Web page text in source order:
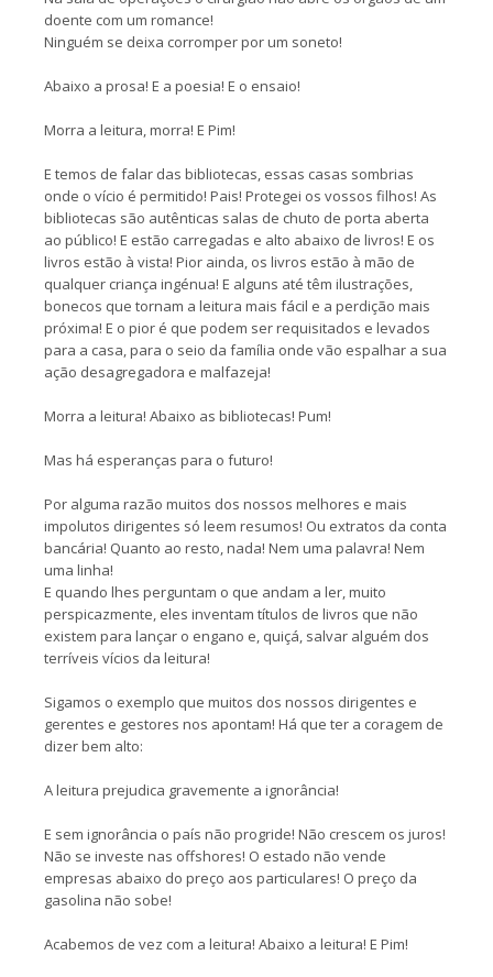
doente com um romance!
Ninguém se deixa corromper por um soneto!
Abaixo a prosa! E a poesia! E o ensaio!
Morra a leitura, morra! E Pim!
E temos de falar das bibliotecas, essas casas sombrias
onde o vício é permitido! Pais! Protegei os vossos filhos! As
bibliotecas são autênticas salas de chuto de porta aberta
ao público! E estão carregadas e alto abaixo de livros! E os
livros estão à vista! Pior ainda, os livros estão à mão de
qualquer criança ingénua! E alguns até têm ilustrações,
bonecos que tornam a leitura mais fácil e a perdição mais
próxima! E o pior é que podem ser requisitados e levados
para a casa, para o seio da família onde vão espalhar a sua
ação desagregadora e malfazeja!
Morra a leitura! Abaixo as bibliotecas! Pum!
Mas há esperanças para o futuro!
Por alguma razão muitos dos nossos melhores e mais
impolutos dirigentes só leem resumos! Ou extratos da conta
bancária! Quanto ao resto, nada! Nem uma palavra! Nem
uma linha!
E quando lhes perguntam o que andam a ler, muito
perspicazmente, eles inventam títulos de livros que não
existem para lançar o engano e, quiçá, salvar alguém dos
terríveis vícios da leitura!
Sigamos o exemplo que muitos dos nossos dirigentes e
gerentes e gestores nos apontam! Há que ter a coragem de
dizer bem alto:
A leitura prejudica gravemente a ignorância!
E sem ignorância o país não progride! Não crescem os juros!
Não se investe nas offshores! O estado não vende
empresas abaixo do preço aos particulares! O preço da
gasolina não sobe!
Acabemos de vez com a leitura! Abaixo a leitura! E Pim!